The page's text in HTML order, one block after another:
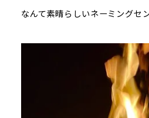
なんて素晴らしいネーミングセ